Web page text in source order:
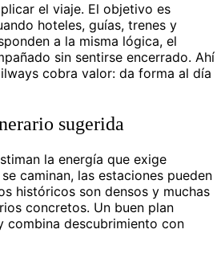
el viaje. El objetivo es
hoteles, guías, trenes y
a la misma lógica, el
sin sentirse encerrado. Ahí
cobra valor: da forma al día
sugerida
la energía que exige
caminan, las estaciones pueden
históricos son densos y muchas
concretos. Un buen plan
combina descubrimiento con